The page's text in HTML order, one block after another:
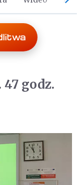
godz.